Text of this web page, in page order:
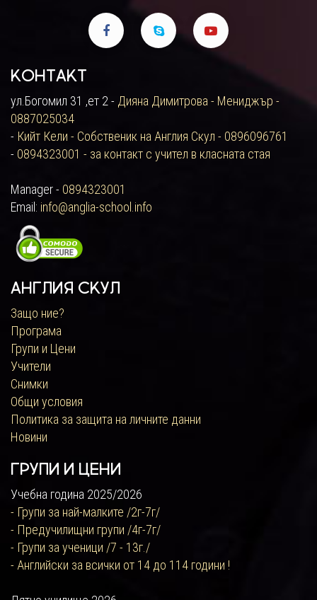
Контакт
ул.Богомил 31 ,ет 2 - Дияна Димитрова - Мениджър -
0887025034
- Кийт Кели - Собственик на Англия Скул - 0896096761
- 0894323001 - за контакт с учител в класната стая
Manager - 0894323001
Email: info@anglia-school.info
Англия Скул
Защо ние?
Програма
Групи и Цени
Учители
Снимки
Общи условия
Политика за защита на личните данни
Новини
Групи и цени
Учебна година 2025/2026
- Групи за най-малките /2г-7г/
- Предучилищни групи /4г-7г/
- Групи за ученици /7 - 13г./
- Английски за всички от 14 до 114 години !